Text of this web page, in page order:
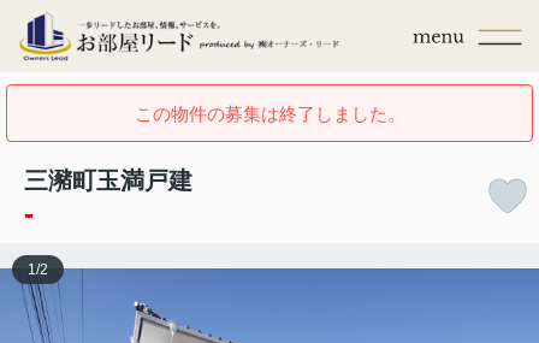
この物件の募集は終了しました。
三瀦町玉満戸建
-
1 /2